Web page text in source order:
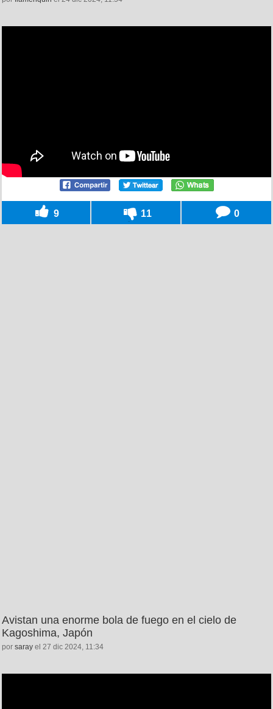
9 11 0
Avistan una enorme bola de fuego en el cielo de
Kagoshima, Japón
por saray el 27 dic 2024, 11:34